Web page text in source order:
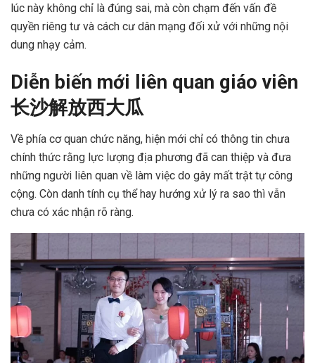
lúc này không chỉ là đúng sai, mà còn chạm đến vấn đề
quyền riêng tư và cách cư dân mạng đối xử với những nội
dung nhạy cảm.
Diễn biến mới liên quan giáo viên
长沙解放西大瓜
Về phía cơ quan chức năng, hiện mới chỉ có thông tin chưa
chính thức rằng lực lượng địa phương đã can thiệp và đưa
những người liên quan về làm việc do gây mất trật tự công
cộng. Còn danh tính cụ thể hay hướng xử lý ra sao thì vẫn
chưa có xác nhận rõ ràng.